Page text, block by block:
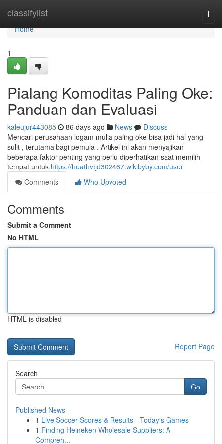
classifylist
Home
Home
1
Pialang Komoditas Paling Oke:
Panduan dan Evaluasi
kaleujur443085 86 days ago News
Discuss
Mencari perusahaan logam mulia paling oke bisa jadi hal yang
sulit , terutama bagi pemula . Artikel ini akan menyajikan
beberapa faktor penting yang perlu diperhatikan saat memilih
tempat untuk https://heathvtjd302467.wikibyby.com/user
Comments
Who Upvoted
Comments
Submit a Comment
No HTML
HTML is disabled
Report Page
Search
Go
Published News
1 Live Soccer Scores & Results - Today's Games
1 Finding Heineken Wholesale Suppliers: A
Compreh...